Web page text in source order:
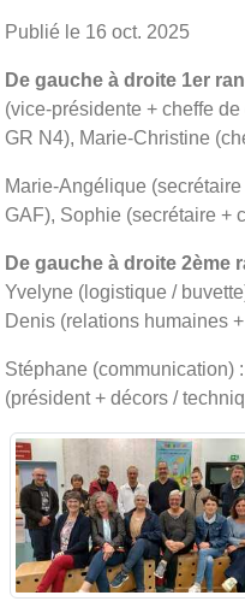
Publié le 16 oct. 2025
De gauche à droite 1er
(vice-présidente + cheffe
GR N4), Marie-Christine
Marie-Angélique
GAF), Sophie (secrétaire +
De gauche à droite 2ème
Yvelyne (logistique /
Denis (relations humaines
Stéphane (communication)
(président + décors /